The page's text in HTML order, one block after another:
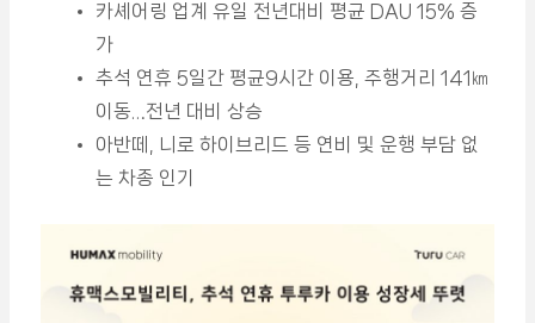
카셰어링 업계 유일 전년대비 평균 DAU 15% 증
가
추석 연휴 5일간 평균9시간 이용, 주행거리 141㎞
이동…전년 대비 상승
아반떼, 니로 하이브리드 등 연비 및 운행 부담 없
는 차종 인기